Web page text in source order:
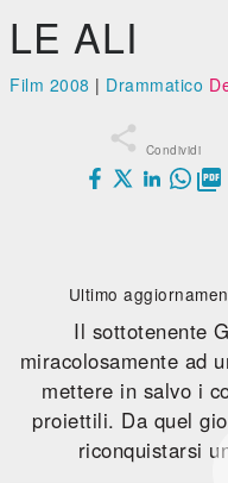
LE ALI
Film 2008 | Drammatico
 Condividi

Ultimo
Il sottotenente
miracolosamente ad
mettere in salvo i
proiettili. Da quel
riconquistarsi